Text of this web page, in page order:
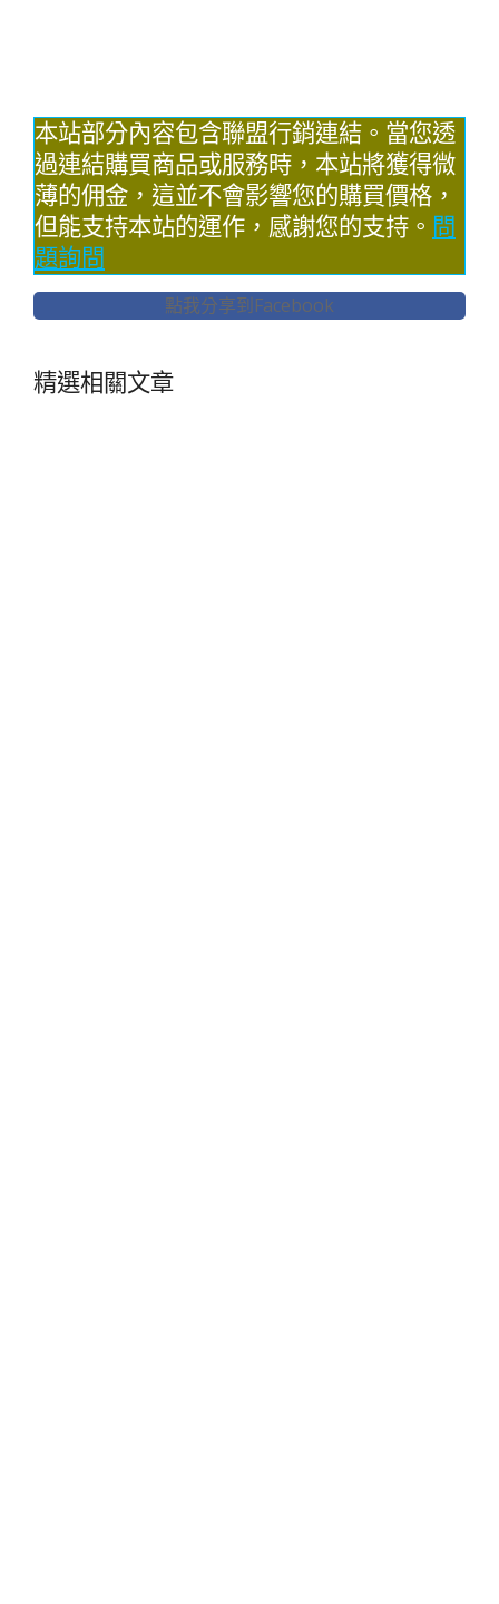
本站部分內容包含聯盟行銷連結。當您透
過連結購買商品或服務時，本站將獲得微
薄的佣金，這並不會影響您的購買價格，
但能支持本站的運作，感謝您的支持。 問
題詢問
點我分享到Facebook
精選相關文章